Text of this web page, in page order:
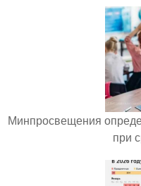
Минпросвещения
при